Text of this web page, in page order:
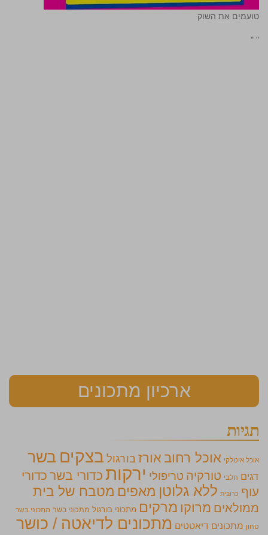
טועמים את השוק
"
"
ארכיון מתכונים
תגיות
אוכל איטלקי אוכל רחוב אורזבורגול בצקים בשר
דגים חלבי טורקיה טריפולי ירקות כדורי בשר כדורי
עוף כרובית ללא גלוטן מאפים מטבח של בית
ממולאים מרוקו מרקים מתכוני בורגול מתכוני בשר מתכוני בשר
טחון מתכונים דיאטטים מתכונים לדיאטה / כושר